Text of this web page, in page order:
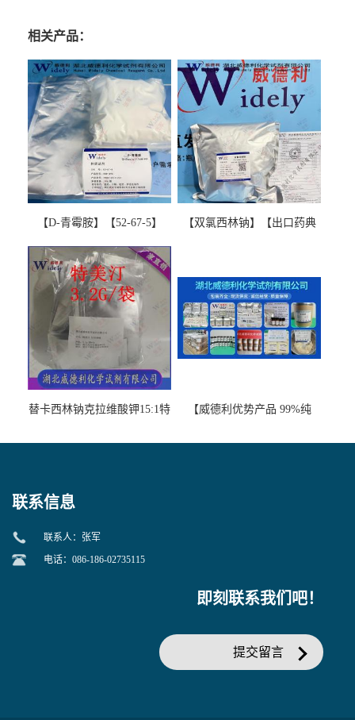
相关产品：
【D-青霉胺】【52-67-5】
图谱检测方法现货供应咨询
张军52-67-5
【双氯西林钠】【出口药典
替卡西林钠克拉维酸钾15:1特
【威德利优势产品 99%纯
联系信息
联系人：张军
电话：086-186-02735115
即刻联系我们吧！
提交留言